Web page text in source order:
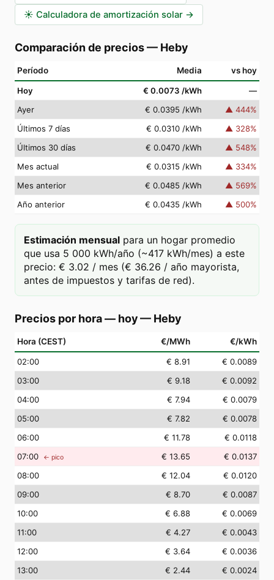
☀️ Calculadora de amortización solar →
Comparación de precios— Heby
Período Media vs hoy
Hoy € 0.0073 /kWh
—
Ayer
€ 0.0395 /kWh ▲ 444%
Últimos 7 días
€ 0.0310 /kWh ▲ 328%
Últimos 30 días
€ 0.0470 /kWh ▲ 548%
Mes actual
€ 0.0315 /kWh ▲ 334%
Mes anterior
€ 0.0485 /kWh ▲ 569%
Año anterior
€ 0.0435 /kWh ▲ 500%
Estimación mensual para un hogar promedio
que usa 5 000 kWh/año (~417 kWh/mes) a este
precio: € 3.02 / mes (€ 36.26 / año mayorista,
antes de impuestos y tarifas de red).
Precios por hora — hoy— Heby
Hora (CEST) €/MWh €/kWh
02:00 € 8.91
€ 0.0089
03:00 € 9.18
€ 0.0092
04:00 € 7.94
€ 0.0079
05:00 € 7.82
€ 0.0078
06:00 € 11.78
€ 0.0118
07:00 ← pico € 13.65
€ 0.0137
08:00 € 12.04
€ 0.0120
09:00 € 8.70
€ 0.0087
10:00 € 6.88
€ 0.0069
11:00 € 4.27
€ 0.0043
12:00 € 3.64
€ 0.0036
13:00 € 2.44
€ 0.0024